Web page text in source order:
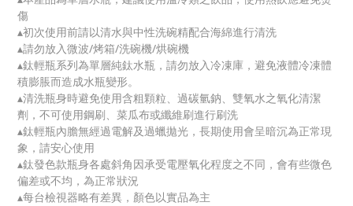
傷
▴初次使用前請以清水與中性洗碗精配合海綿進行清洗
▴請勿放入微波/烤箱/洗碗機/烘碗機
▴鈦輕瓶系列為單層純鈦水瓶，請勿放入冷凍庫，避免液體冷凍體
積膨脹而造成水瓶變形。
▴清洗瓶身時避免使用含粗顆粒、過碳氫鈉、雙氧水之氧化清潔
劑，不可使用鋼刷、菜瓜布或纖維刷進行刷洗
▴鈦輕瓶內膽無經過電解及過蠟拋光，長期使用會呈暗沉為正常現
象，請安心使用
▴鈦發色款瓶身各處斜角因承受電壓氧化程度之不同，會有些微色
偏差或不均，為正常狀況
▴每台檢視器略有差異，顏色以實品為主